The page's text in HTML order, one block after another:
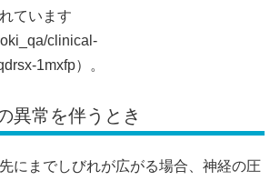
ています
clinical-
1mxfp）。
異常を伴うとき
にまでしびれが広がる場合、神経の圧